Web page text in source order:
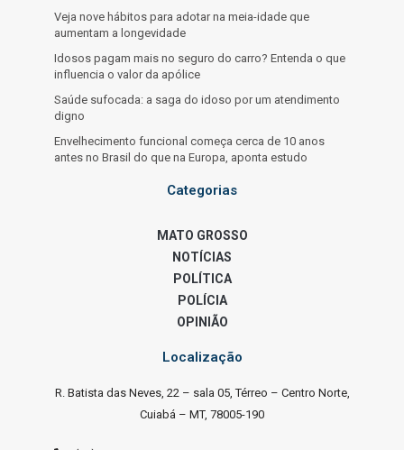
Veja nove hábitos para adotar na meia-idade que
aumentam a longevidade
Idosos pagam mais no seguro do carro? Entenda o que
influencia o valor da apólice
Saúde sufocada: a saga do idoso por um atendimento
digno
Envelhecimento funcional começa cerca de 10 anos
antes no Brasil do que na Europa, aponta estudo
Categorias
MATO GROSSO
NOTÍCIAS
POLÍTICA
POLÍCIA
OPINIÃO
Localização
R. Batista das Neves, 22 – sala 05, Térreo – Centro Norte,
Cuiabá – MT, 78005-190